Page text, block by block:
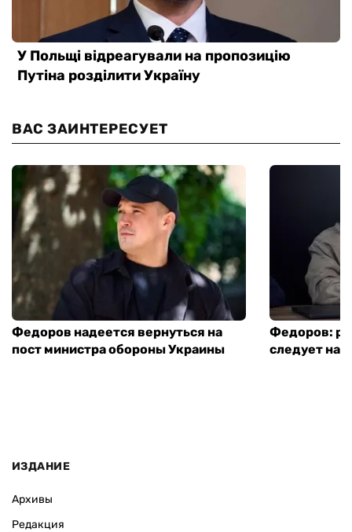
ВАС ЗАИНТЕРЕСУЕТ
Федоров надеется вернуться на
пост министра обороны Украины
Федоров:
следует
ИЗДАНИЕ
Архивы
Редакция